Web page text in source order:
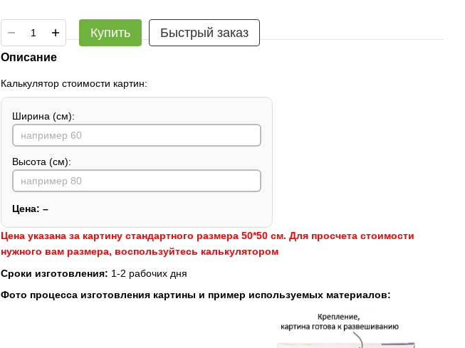
Купить Быстрый заказ
Описание
Калькулятор стоимости картин:
Ширина (см):
Высота (см):
Цена: –
Цена указана за картину стандартного размера 50*50 см. Для просчета стоимости
нужного вам размера, воспользуйтесь калькулятором
Сроки изготовления: 1-2 рабочих дня
Фото процесса изготовления картины и пример используемых материалов: